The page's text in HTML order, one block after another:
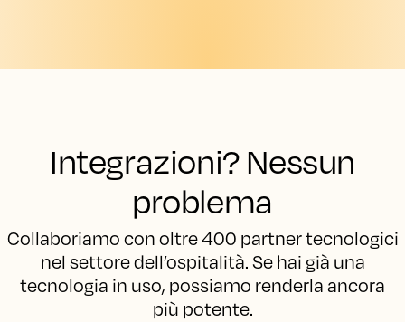
Integrazioni? Nessun
problema
Collaboriamo con oltre 400 partner tecnologici
nel settore dell’ospitalità. Se hai già una
tecnologia in uso, possiamo renderla ancora
più potente.